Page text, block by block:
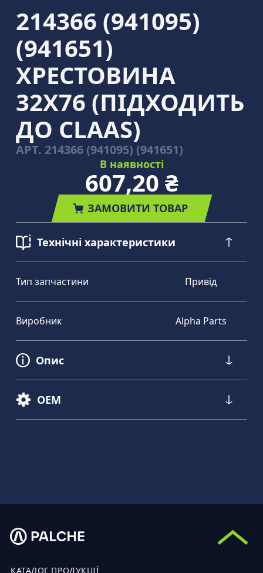
214366 (941095)
(941651)
ХРЕСТОВИНА
32Х76 (ПІДХОДИТЬ
ДО CLAAS)
АРТ. 214366 (941095) (941651)
В наявності
607,20 ₴
ЗАМОВИТИ ТОВАР
Технічні характеристики
Тип запчастини Привід
Виробник Alpha Parts
Опис
OEM
КАТАЛОГ ПРОДУКЦІЇ